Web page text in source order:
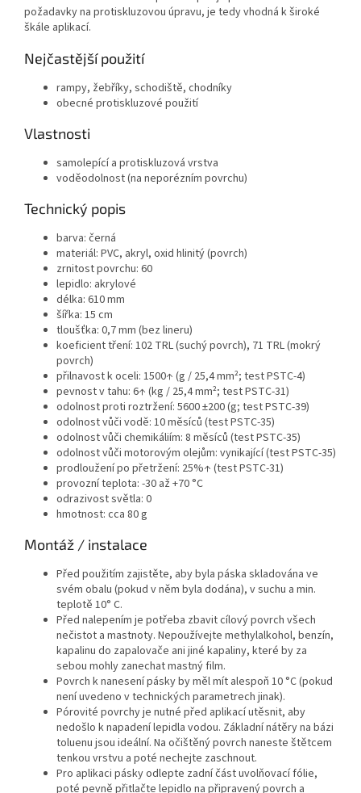
požadavky na protiskluzovou úpravu, je tedy vhodná k široké
škále aplikací.
Nejčastější použití
rampy, žebříky, schodiště, chodníky
obecné protiskluzové použití
Vlastnosti
samolepící a protiskluzová vrstva
voděodolnost (na neporézním povrchu)
Technický popis
barva: černá
materiál: PVC, akryl, oxid hlinitý (povrch)
zrnitost povrchu: 60
lepidlo: akrylové
délka: 610 mm
šířka: 15 cm
tloušťka: 0,7 mm (bez lineru)
koeficient tření: 102 TRL (suchý povrch), 71 TRL (mokrý
povrch)
přilnavost k oceli: 1500↑ (g / 25,4 mm²; test PSTC-4)
pevnost v tahu: 6↑ (kg / 25,4 mm²; test PSTC-31)
odolnost proti roztržení: 5600 ±200 (g; test PSTC-39)
odolnost vůči vodě: 10 měsíců (test PSTC-35)
odolnost vůči chemikáliím: 8 měsíců (test PSTC-35)
odolnost vůči motorovým olejům: vynikající (test PSTC-35)
prodloužení po přetržení: 25%↑ (test PSTC-31)
provozní teplota: -30 až +70 °C
odrazivost světla: 0
hmotnost: cca 80 g
Montáž / instalace
Před použitím zajistěte, aby byla páska skladována ve
svém obalu (pokud v něm byla dodána), v suchu a min.
teplotě 10° C.
Před nalepením je potřeba zbavit cílový povrch všech
nečistot a mastnoty. Nepoužívejte methylalkohol, benzín,
kapalinu do zapalovače ani jiné kapaliny, které by za
sebou mohly zanechat mastný film.
Povrch k nanesení pásky by měl mít alespoň 10 °C (pokud
není uvedeno v technických parametrech jinak).
Pórovité povrchy je nutné před aplikací utěsnit, aby
nedošlo k napadení lepidla vodou. Základní nátěry na bázi
toluenu jsou ideální. Na očištěný povrch naneste štětcem
tenkou vrstvu a poté nechejte zaschnout.
Pro aplikaci pásky odlepte zadní část uvolňovací fólie,
poté pevně přitlačte lepidlo na připravený povrch a